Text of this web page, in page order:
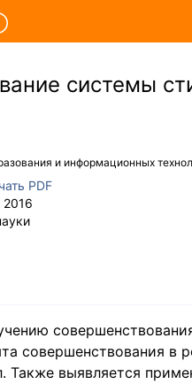
системы
и информационных
PDF
совершенствования в
Также выявляется